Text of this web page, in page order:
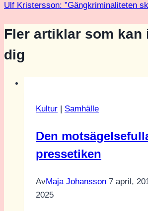
Ulf Kristersson: ”Gängkriminaliteten
Fler artiklar som kan
dig
Kultur | Samhälle
Den
pressetiken
AvMaja Johansson 7 april,
2025